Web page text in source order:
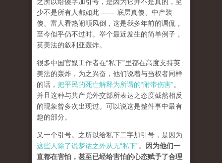
少不是所有人都如此 —— 底层真傻、中产装
傻、富人看热闹顺风倒，这是我多年前的调侃，
至今似乎仍不过时。举个最近发生的简单例子，
英美法的叙利亚轰炸。
很多中国官媒工作者在“私下”里都在高度支持英
美法的轰炸，为之兴奋，他们说着与当权者同样
的话， 把平民的死亡解释为所谓的“附带伤害”。
并且这种与共产党外交部所表达之态度截然相反
的现象曾多次出现过。可以说这是整件事中最有
趣的部分。
又一个引号。之所以给私下二字加引号，是因为
这些人除了说梦话之外从无“私下”。
因为他们一
直都在害怕，甚至已经给害怕的心态赋予了合理